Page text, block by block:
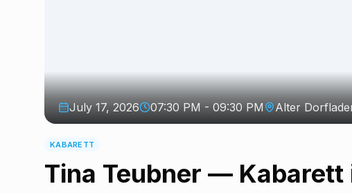
July 17, 2026 07:30 PM - 09:30 PM Alter
KABARETT
Tina Teubner —